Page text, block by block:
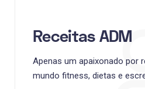
Receitas ADM
Apenas um apaixonado por
mundo fitness, dietas e